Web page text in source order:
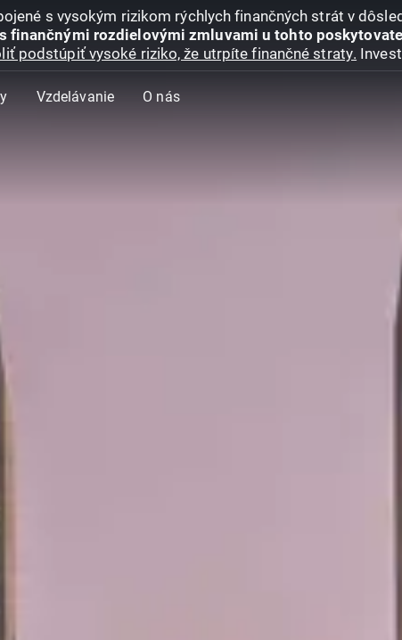
s vysokým rizikom rýchlych finančných strát v
finančnými rozdielovými zmluvami u tohto
podstúpiť vysoké riziko, že utrpíte finančné straty.
Vzdelávanie O nás